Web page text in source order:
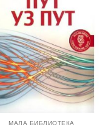
МАЛА БИБЛИОТЕКА